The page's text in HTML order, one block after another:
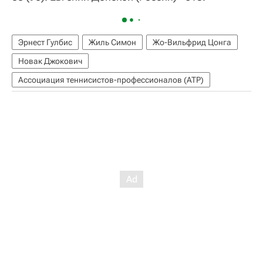
Эрнест Гулбис Жиль Симон
Жо-Вильфрид Цонга
Новак Джокович
Ассоциация теннисистов-профессионалов (ATP)